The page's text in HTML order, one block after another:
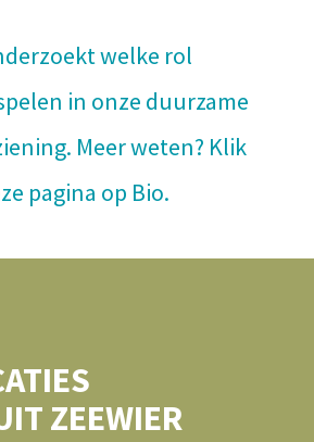
welke rol
in onze duurzame
Meer weten? Klik
pagina op Bio.
ZEEWIER